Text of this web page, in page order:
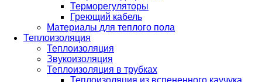
Терморегуляторы
Греющий кабель
Материалы для теплого пола
Теплоизоляция
Теплоизоляция
Звукоизоляция
Теплоизоляция в трубках